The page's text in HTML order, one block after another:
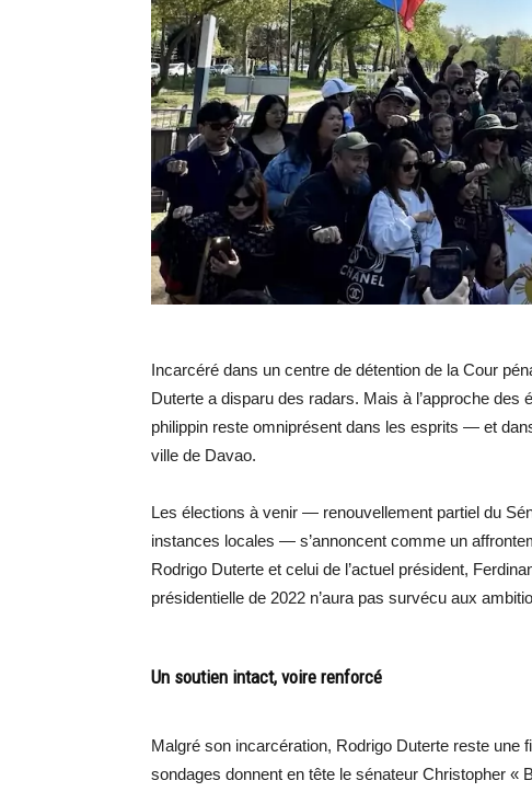
Incarcéré dans un centre de détention de la Cour
Duterte a disparu des radars. Mais à l’approche des
philippin reste omniprésent dans les esprits — et
ville de Davao.
Les élections à venir — renouvellement partiel du
instances locales — s’annoncent comme un
Rodrigo Duterte et celui de l’actuel président,
présidentielle de 2022 n’aura pas survécu aux
Un soutien intact, voire renforcé
Malgré son incarcération, Rodrigo Duterte reste une
sondages donnent en tête le sénateur Christopher «